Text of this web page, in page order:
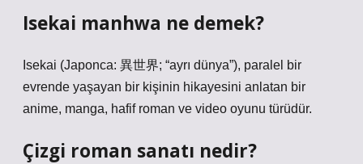
Isekai manhwa ne demek?
Isekai (Japonca: 異世界; “ayrı dünya”), paralel bir
evrende yaşayan bir kişinin hikayesini anlatan bir
anime, manga, hafif roman ve video oyunu türüdür.
Çizgi roman sanatı nedir?